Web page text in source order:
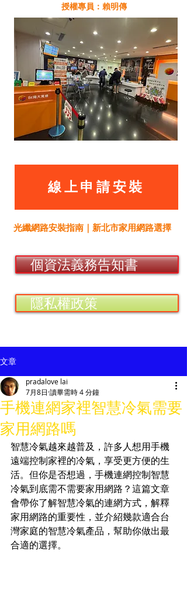
授權專員：賴明傳
線上申請安裝
光纖網路安裝指南｜新北市家用網路選擇
個資法義務告知書
隱私權政策
文章
手機連網家裡智慧冷氣需要
家用網路嗎
pradalove lai
7月8日 讀畢需時 4 分鐘
智慧冷氣越來越普及，許多人想用手機
遠端控制家裡的冷氣，享受更方便的生
活。但你是否想過，手機連網控制智慧
冷氣到底需不需要家用網路？這篇文章
會帶你了解智慧冷氣的連網方式，解釋
家用網路的重要性，並介紹幾款適合台
灣家庭的智慧冷氣產品，幫助你做出最
合適的選擇。